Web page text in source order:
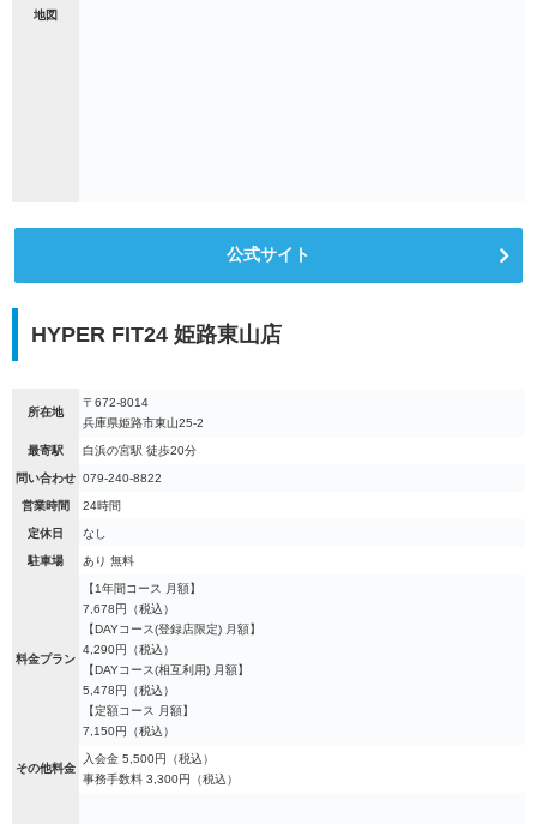
地図
公式サイト
HYPER FIT24 姫路東山店
所在地
〒672-8014
兵庫県姫路市東山25-2
最寄駅 白浜の宮駅 徒歩20分
問い合わせ 079-240-8822
営業時間 24時間
定休日 なし
駐車場 あり 無料
料金プラン
【1年間コース 月額】
7,678円（税込）
【DAYコース(登録店限定) 月額】
4,290円（税込）
【DAYコース(相互利用) 月額】
5,478円（税込）
【定額コース 月額】
7,150円（税込）
その他料金
入会金 5,500円（税込）
事務手数料 3,300円（税込）